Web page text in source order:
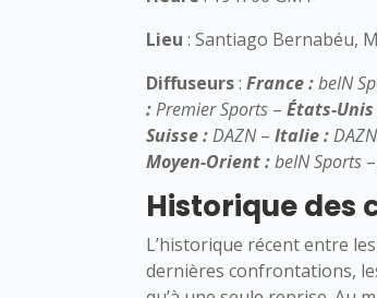
Lieu: Santiago Bernabéu,
Diffuseurs:France : beIN
: Premier Sports –États-
Suisse : DAZN–Italie : DAZN
Moyen-Orient : beIN Sports
Historique des
L’historique récent entre
dernières confrontations,